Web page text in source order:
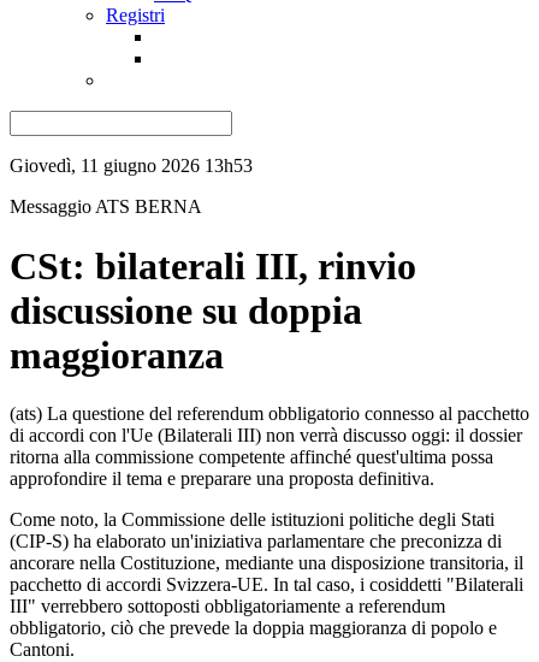
Registri
Giovedì, 11 giugno 2026 13h53
Messaggio ATS BERNA
CSt: bilaterali III, rinvio
discussione su doppia
maggioranza
(ats) La questione del referendum obbligatorio connesso al pacchetto
di accordi con l'Ue (Bilaterali III) non verrà discusso oggi: il dossier
ritorna alla commissione competente affinché quest'ultima possa
approfondire il tema e preparare una proposta definitiva.
Come noto, la Commissione delle istituzioni politiche degli Stati
(CIP-S) ha elaborato un'iniziativa parlamentare che preconizza di
ancorare nella Costituzione, mediante una disposizione transitoria, il
pacchetto di accordi Svizzera-UE. In tal caso, i cosiddetti "Bilaterali
III" verrebbero sottoposti obbligatoriamente a referendum
obbligatorio, ciò che prevede la doppia maggioranza di popolo e
Cantoni.